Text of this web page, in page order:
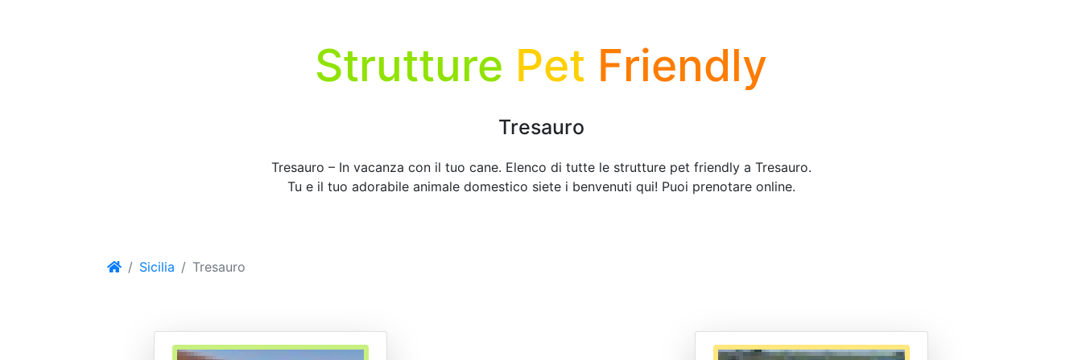
Strutture Pet Friendly
Tresauro
Tresauro – In vacanza con il tuo cane. Elenco di tutte le strutture pet friendly a Tresauro.
Tu e il tuo adorabile animale domestico siete i benvenuti qui! Puoi prenotare online.
Sicilia Tresauro